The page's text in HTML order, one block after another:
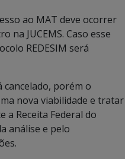
ao MAT deve ocorrer
na JUCEMS. Caso esse
REDESIM será
porém o
nova viabilidade e tratar
a Receita Federal do
análise e pelo